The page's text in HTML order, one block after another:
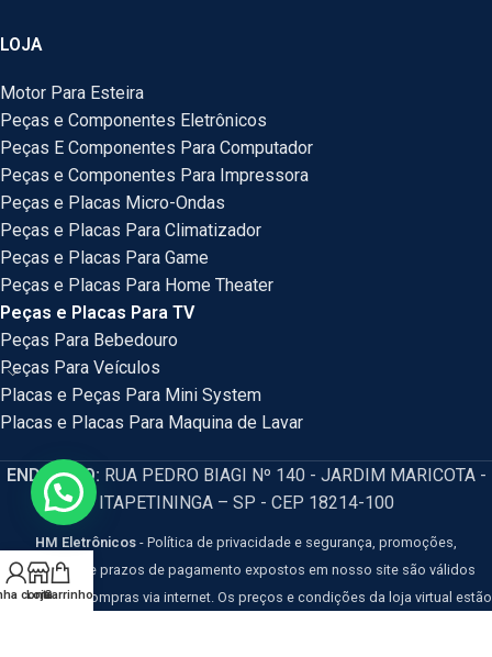
LOJA
Motor Para Esteira
Peças e Componentes Eletrônicos
Peças E Componentes Para Computador
Peças e Componentes Para Impressora
Peças e Placas Micro-Ondas
Peças e Placas Para Climatizador
Peças e Placas Para Game
Peças e Placas Para Home Theater
Peças e Placas Para TV
Peças Para Bebedouro
Peças Para Veículos
Placas e Peças Para Mini System
Placas e Placas Para Maquina de Lavar
ENDEREÇO: RUA PEDRO BIAGI Nº 140 - JARDIM MARICOTA -
ITAPETININGA – SP - CEP 18214-100
HM Eletrônicos - Política de privacidade e segurança, promoções,
descontos e prazos de pagamento expostos em nosso site são válidos
apenas para compras via internet. Os preços e condições da loja virtual estão
conta
LojaCarrinho